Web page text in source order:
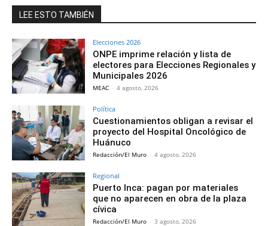
LEE ESTO TAMBIÉN
Elecciones 2026
ONPE imprime relación y lista de
electores para Elecciones Regionales y
Municipales 2026
MEAC - 4 agosto, 2026
Política
Cuestionamientos obligan a revisar el
proyecto del Hospital Oncológico de
Huánuco
Redacción/El Muro - 4 agosto, 2026
Regional
Puerto Inca: pagan por materiales
que no aparecen en obra de la plaza
cívica
Redacción/El Muro - 3 agosto, 2026